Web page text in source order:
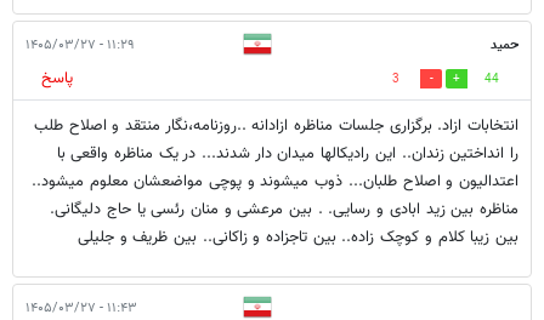
حمید ۱۱:۲۹ - ۱۴۰۵/۰۳/۲۷
44
3
پاسخ
انتخابات ازاد. برگزاری جلسات مناظره ازادانه ..روزنامه،نگار منتقد و اصلاح طلب
را انداختین زندان.. این رادیکالها میدان دار شدند... در یک مناظره واقعی با
اعتدالیون و اصلاح طلبان... ذوب میشوند و پوچی مواضعشان معلوم میشود..
مناظره بین زید ابادی و رسایی. . بین مرعشی و منان رئسی یا حاج دلیگانی.
بین زیبا کلام و کوچک زاده.. بین تاجزاده و زاکانی.. بین ظریف و جلیلی
۱۱:۴۳ - ۱۴۰۵/۰۳/۲۷